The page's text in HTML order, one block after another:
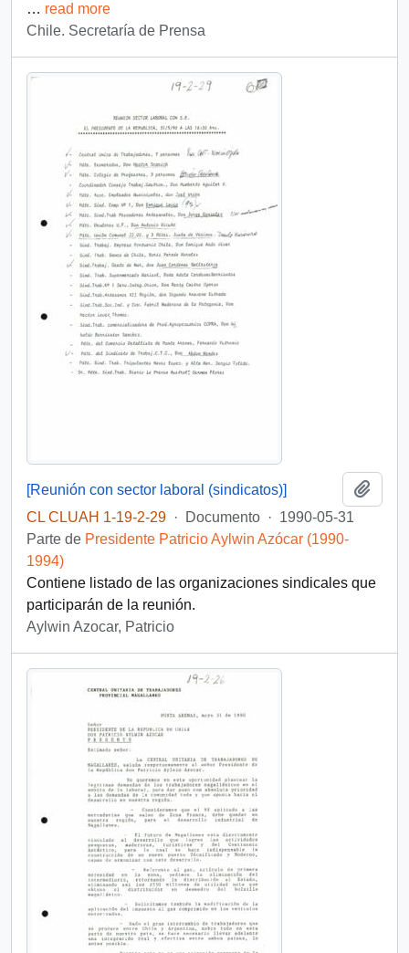
… read more
Chile. Secretaría de Prensa
[Reunión con sector laboral (sindicatos)]
CL CLUAH 1-19-2-29 · Documento · 1990-05-31
Parte de Presidente Patricio Aylwin Azócar (1990-
1994)
Contiene listado de las organizaciones sindicales que
participarán de la reunión.
Aylwin Azocar, Patricio